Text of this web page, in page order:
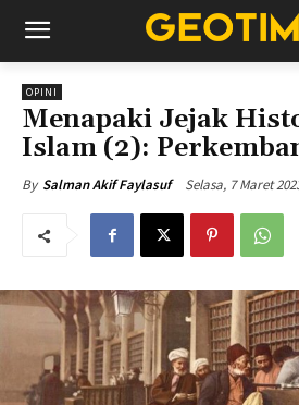
OPINI
Menapaki Jejak
Islam (2):
By Salman Akif Faylasuf Selasa, 7 Maret